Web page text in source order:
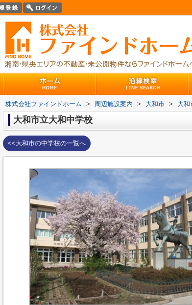
株式会社ファインドホーム > 周辺施設案内 > 大和市 > 大和
大和市立大和中学校
<<大和市の中学校の一覧へ